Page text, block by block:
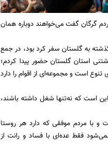
گرگان گفت می‌خواهند دوباره همان
به گلستان سفر کرد بود، در جمع
استان گلستان حضور پیدا کردم؛
است و مجموعه‌ای از اقوام را دارد
است که نه‌تنها شغل داشته باشند،
و با مردم موفقی که دارد هر روستا
فقط عده‌ای با فساد و رانت از